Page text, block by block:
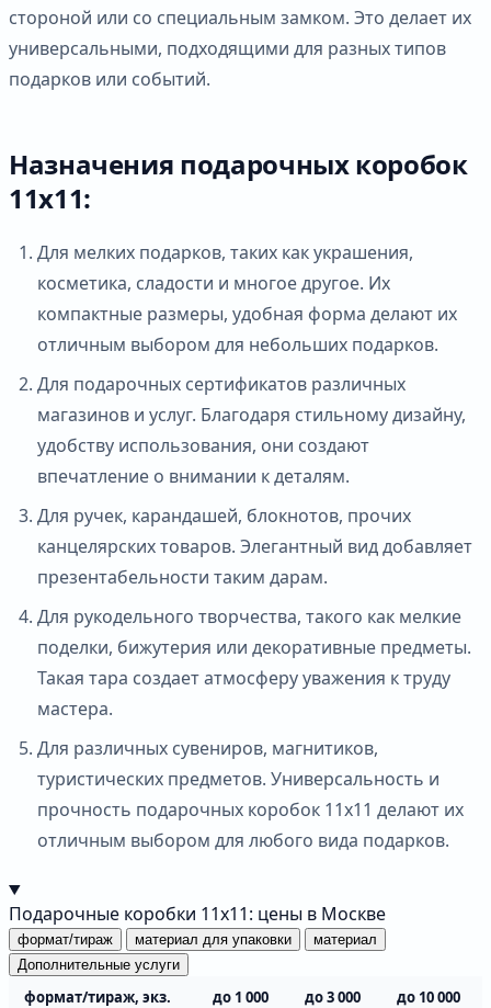
стороной или со специальным замком. Это делает их
универсальными, подходящими для разных типов
подарков или событий.
Назначения подарочных коробок
11х11:
Для мелких подарков, таких как украшения,
косметика, сладости и многое другое. Их
компактные размеры, удобная форма делают их
отличным выбором для небольших подарков.
Для подарочных сертификатов различных
магазинов и услуг. Благодаря стильному дизайну,
удобству использования, они создают
впечатление о внимании к деталям.
Для ручек, карандашей, блокнотов, прочих
канцелярских товаров. Элегантный вид добавляет
презентабельности таким дарам.
Для рукодельного творчества, такого как мелкие
поделки, бижутерия или декоративные предметы.
Такая тара создает атмосферу уважения к труду
мастера.
Для различных сувениров, магнитиков,
туристических предметов. Универсальность и
прочность подарочных коробок 11х11 делают их
отличным выбором для любого вида подарков.
Подарочные коробки 11х11: цены в Москве
формат/тираж материал для упаковки
материал
Дополнительные услуги
формат/тираж, экз. до 1 000 до 3 000 до 10 000